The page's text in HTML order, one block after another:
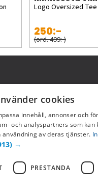
Logo Oversized Tee
250:-
(ord. 499:-)
cookies
innehåll, annonser och
och analyspartners som
av deras tjänster.
→
PRESTANDA